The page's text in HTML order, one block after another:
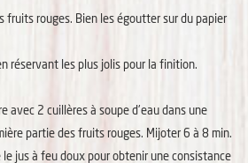
fruits rouges. Bien les égoutter sur du papier
réservant les plus jolis pour la finition.
avec 2 cuillères à soupe d'eau dans une
partie des fruits rouges. Mijoter 6 à 8 min.
jus à feu doux pour obtenir une consistance